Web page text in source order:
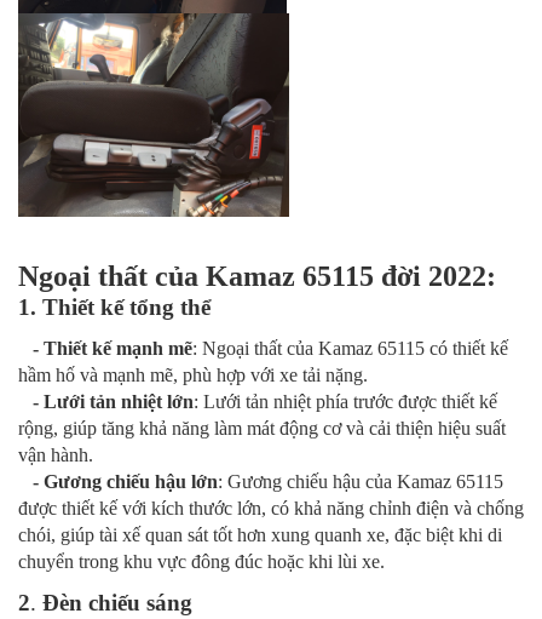
Ngoại thất của Kamaz 65115 đời 2022:
1. Thiết kế tổng thể
- Thiết kế mạnh mẽ: Ngoại thất của Kamaz 65115 có thiết kế
hầm hố và mạnh mẽ, phù hợp với xe tải nặng.
- Lưới tản nhiệt lớn: Lưới tản nhiệt phía trước được thiết kế
rộng, giúp tăng khả năng làm mát động cơ và cải thiện hiệu suất
vận hành.
- Gương chiếu hậu lớn: Gương chiếu hậu của Kamaz 65115
được thiết kế với kích thước lớn, có khả năng chỉnh điện và chống
chói, giúp tài xế quan sát tốt hơn xung quanh xe, đặc biệt khi di
chuyển trong khu vực đông đúc hoặc khi lùi xe.
2. Đèn chiếu sáng